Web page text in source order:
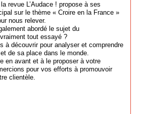
revue L’Audace ! propose à ses
sur le thème « Croire en la France »
nous relever.
abordé le sujet du
tout essayé ?
à découvrir pour analyser et comprendre
de sa place dans le monde.
en avant et à le proposer à votre
pour vos efforts à promouvoir
clientèle.